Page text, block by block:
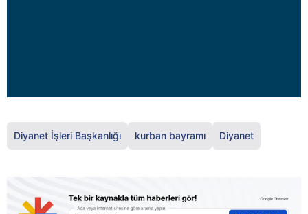
Diyanet İşleri Başkanlığı kurban bayramı Diyanet